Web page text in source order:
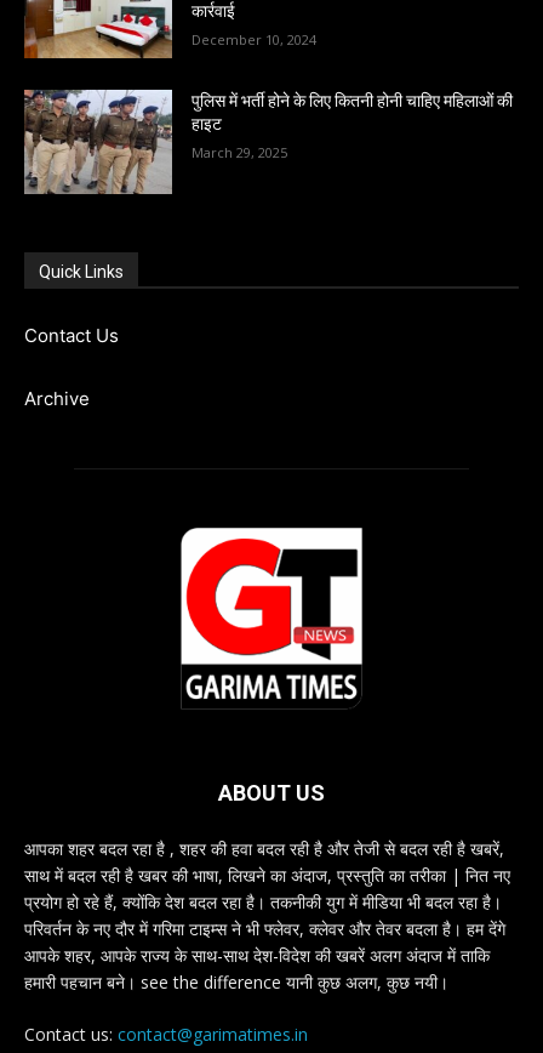
कार्रवाई
December 10, 2024
पुलिस में भर्ती होने के लिए कितनी होनी चाहिए महिलाओं की
हाइट
March 29, 2025
Quick Links
Contact Us
Archive
ABOUT US
आपका शहर बदल रहा है , शहर की हवा बदल रही है और तेजी से बदल रही है खबरें,
साथ में बदल रही है खबर की भाषा, लिखने का अंदाज, प्रस्तुति का तरीका | नित नए
प्रयोग हो रहे हैं, क्योंकि देश बदल रहा है। तकनीकी युग में मीडिया भी बदल रहा है।
परिवर्तन के नए दौर में गरिमा टाइम्स ने भी फ्लेवर, क्लेवर और तेवर बदला है। हम देंगे
आपके शहर, आपके राज्य के साथ-साथ देश-विदेश की खबरें अलग अंदाज में ताकि
हमारी पहचान बने। see the difference यानी कुछ अलग, कुछ नयी।
Contact us: contact@garimatimes.in